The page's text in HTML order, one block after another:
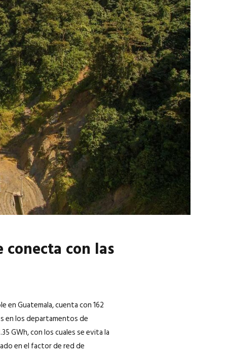
con las
en Guatemala, cuenta con 162
en los departamentos de
GWh, con los cuales se evita la
en el factor de red de